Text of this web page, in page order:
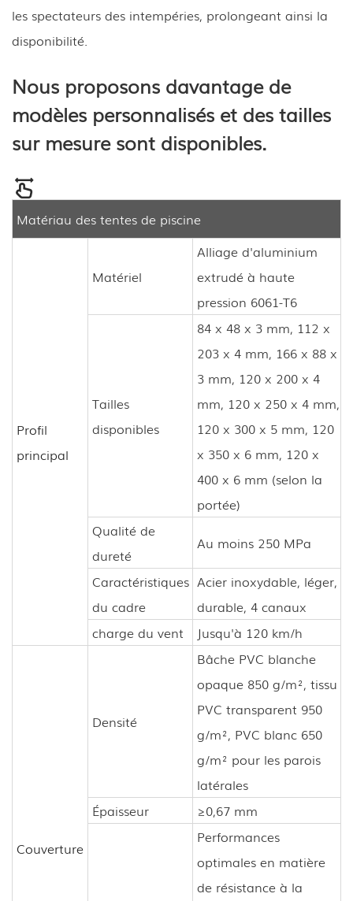
les spectateurs des intempéries, prolongeant ainsi la
disponibilité.
Nous proposons davantage de
modèles personnalisés et des tailles
sur mesure sont disponibles.
Matériau des tentes de piscine
Profil
principal
Matériel
Alliage d'aluminium
extrudé à haute
pression 6061-T6
Tailles
disponibles
84 x 48 x 3 mm, 112 x
203 x 4 mm, 166 x 88 x
3 mm, 120 x 200 x 4
mm, 120 x 250 x 4 mm,
120 x 300 x 5 mm, 120
x 350 x 6 mm, 120 x
400 x 6 mm (selon la
portée)
Qualité de
dureté
Au moins 250 MPa
Caractéristiques
du cadre
Acier inoxydable, léger,
durable, 4 canaux
charge du vent
Jusqu'à 120 km/h
Couverture
Densité
Bâche PVC blanche
opaque 850 g/m², tissu
PVC transparent 950
g/m², PVC blanc 650
g/m² pour les parois
latérales
Épaisseur
≥0,67 mm
Performances
optimales en matière
de résistance à la